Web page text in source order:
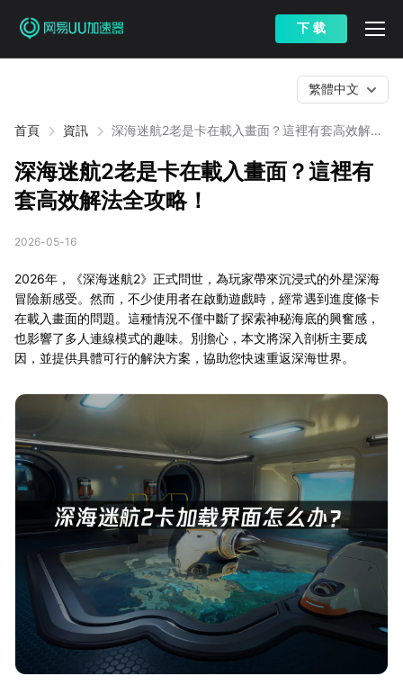
下 载
首頁 資訊
深海迷航2老是卡在載入畫面？這裡有套高效解法
繁體中文
深海迷航2老是卡在載入畫面？這裡有
套高效解法全攻略！
2026-05-16
2026年，《深海迷航2》正式問世，為玩家帶來沉浸式的外星深海
冒險新感受。然而，不少使用者在啟動遊戲時，經常遇到進度條卡
在載入畫面的問題。這種情況不僅中斷了探索神秘海底的興奮感，
也影響了多人連線模式的趣味。別擔心，本文將深入剖析主要成
因，並提供具體可行的解決方案，協助您快速重返深海世界。